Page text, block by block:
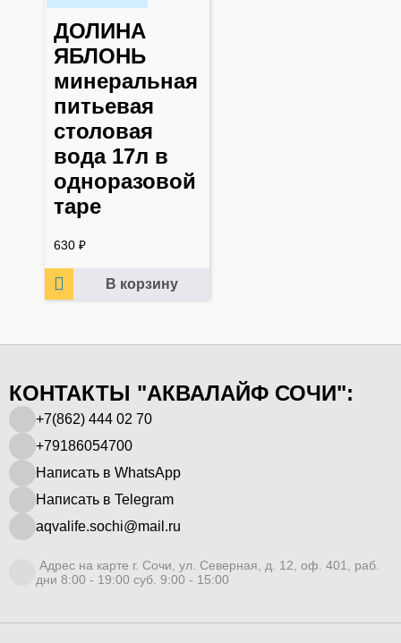
ДОЛИНА
ЯБЛОНЬ
минеральная
питьевая
столовая
вода 17л в
одноразовой
таре
630 ₽
В корзину
КОНТАКТЫ "АКВАЛАЙФ СОЧИ":
+7(862) 444 02 70
+79186054700
Написать в WhatsApp
Написать в Telegram
aqvalife.sochi@mail.ru
Адрес на карте г. Сочи, ул. Северная, д. 12, оф. 401, раб.
дни 8:00 - 19:00 суб. 9:00 - 15:00